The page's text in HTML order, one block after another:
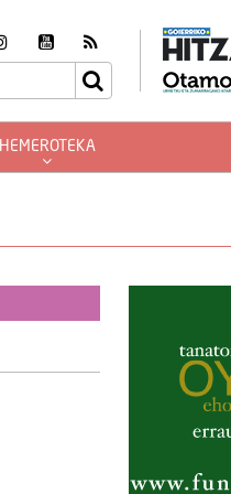
HEMEROTEKA